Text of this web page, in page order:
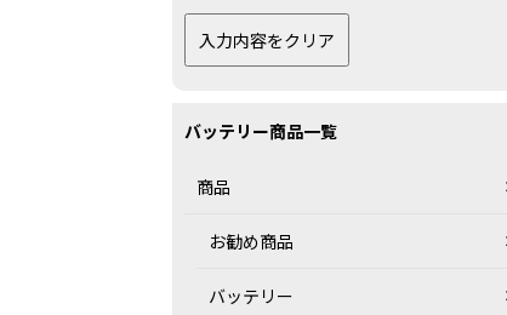
バッテリー商品一覧
商品
お勧め商品
バッテリー